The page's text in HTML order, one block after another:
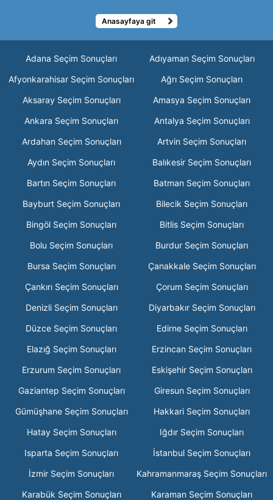
Anasayfaya git
Adana Seçim Sonuçları
Adıyaman Seçim Sonuçları
Afyonkarahisar Seçim Sonuçları
Ağrı Seçim Sonuçları
Aksaray Seçim Sonuçları
Amasya Seçim Sonuçları
Ankara Seçim Sonuçları
Antalya Seçim Sonuçları
Ardahan Seçim Sonuçları
Artvin Seçim Sonuçları
Aydın Seçim Sonuçları
Balıkesir Seçim Sonuçları
Bartın Seçim Sonuçları
Batman Seçim Sonuçları
Bayburt Seçim Sonuçları
Bilecik Seçim Sonuçları
Bingöl Seçim Sonuçları
Bitlis Seçim Sonuçları
Bolu Seçim Sonuçları
Burdur Seçim Sonuçları
Bursa Seçim Sonuçları
Çanakkale Seçim Sonuçları
Çankırı Seçim Sonuçları
Çorum Seçim Sonuçları
Denizli Seçim Sonuçları
Diyarbakır Seçim Sonuçları
Düzce Seçim Sonuçları
Edirne Seçim Sonuçları
Elazığ Seçim Sonuçları
Erzincan Seçim Sonuçları
Erzurum Seçim Sonuçları
Eskişehir Seçim Sonuçları
Gaziantep Seçim Sonuçları
Giresun Seçim Sonuçları
Gümüşhane Seçim Sonuçları
Hakkari Seçim Sonuçları
Hatay Seçim Sonuçları
Iğdır Seçim Sonuçları
Isparta Seçim Sonuçları
İstanbul Seçim Sonuçları
İzmir Seçim Sonuçları
Kahramanmaraş Seçim Sonuçları
Karabük Seçim Sonuçları
Karaman Seçim Sonuçları